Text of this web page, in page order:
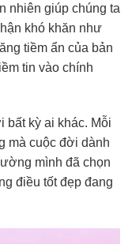
nhiên giúp chúng ta
khó khăn như
tiềm ẩn của bản
tin vào chính
bất kỳ ai khác. Mỗi
mà cuộc đời dành
mình đã chọn
điều tốt đẹp đang